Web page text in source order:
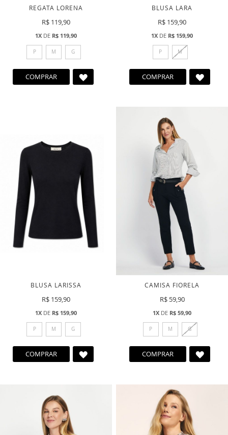
REGATA LORENA
R$ 119,90
1XDE R$ 119,90
P M G
COMPRAR
ADICIONAR
BLUSA LARA
R$ 159,90
1X DE R$ 159,90
P M
COMPRAR
BLUSA LARISSA
R$ 159,90
1XDE R$ 159,90
P M G
COMPRAR
ADICIONAR
CAMISA FIORELA
R$ 59,90
1X DE R$ 59,90
P M G
COMPRAR